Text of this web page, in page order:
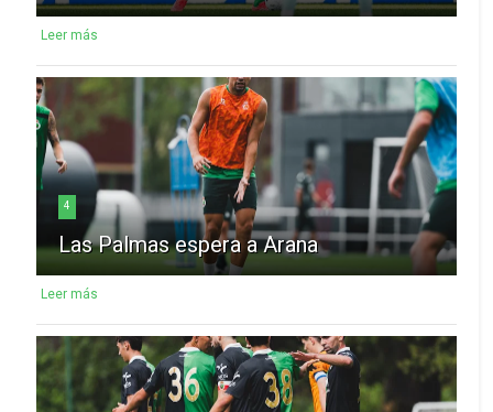
Leer más
4
Las Palmas espera a Arana
Leer más